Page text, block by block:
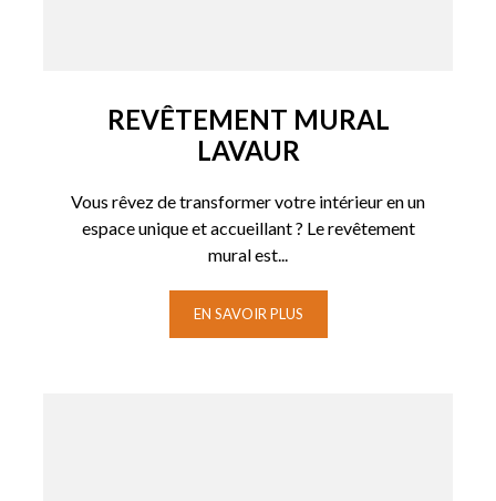
REVÊTEMENT MURAL
LAVAUR
Vous rêvez de transformer votre intérieur en un
espace unique et accueillant ? Le revêtement
mural est...
EN SAVOIR PLUS